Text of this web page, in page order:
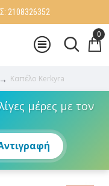
2108326352
0
Καπέλο Kerkyra
μέρες με τον